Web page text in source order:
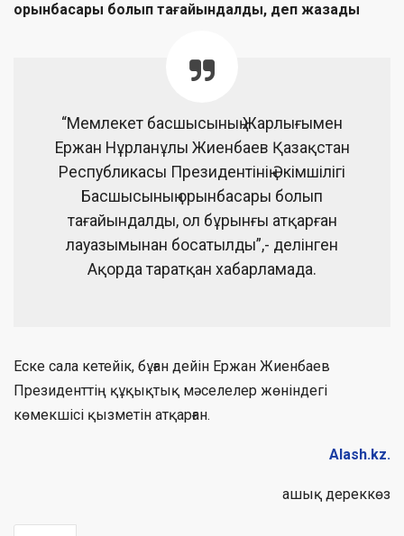
орынбасары болып тағайындалды, деп жазады
“Мемлекет басшысының Жарлығымен
Ержан Нұрланұлы Жиенбаев Қазақстан
Республикасы Президентінің Әкімшілігі
Басшысының орынбасары болып
тағайындалды, ол бұрынғы атқарған
лауазымынан босатылды”,- делінген
Ақорда таратқан хабарламада.
Еске сала кетейік, бұған дейін Ержан Жиенбаев
Президенттің құқықтық мәселелер жөніндегі
көмекшісі қызметін атқарған.
Alash.kz.
ашық дереккөз